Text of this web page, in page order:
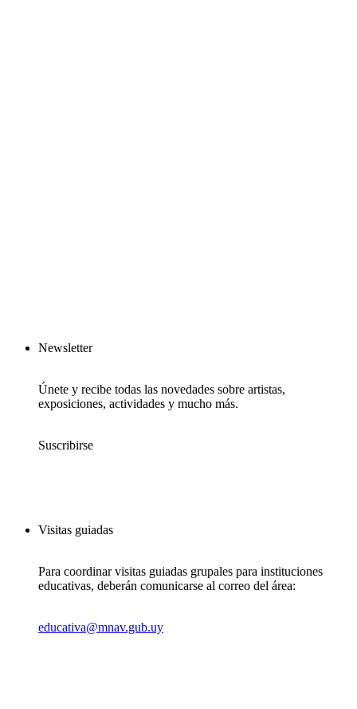
Newsletter
Únete y recibe todas las novedades sobre artistas,
exposiciones, actividades y mucho más.
Suscribirse
Visitas guiadas
Para coordinar visitas guiadas grupales para instituciones
educativas, deberán comunicarse al correo del área:
educativa@mnav.gub.uy